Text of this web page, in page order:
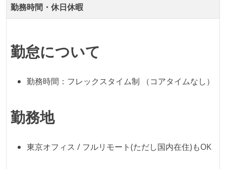
テストの実施度
機能の実装と同時にテストコードを記述している
アジャイル実践状況
している
デイリーでスタンドアップミーティング、またはそれ
イテレーションの最後などに、定期的にチームでふり
勤務時間・休日休暇
勤怠について
勤務時間：フレックスタイム制 （コアタイムなし）
勤務地
東京オフィス / フルリモート(ただし国内在住)もOK